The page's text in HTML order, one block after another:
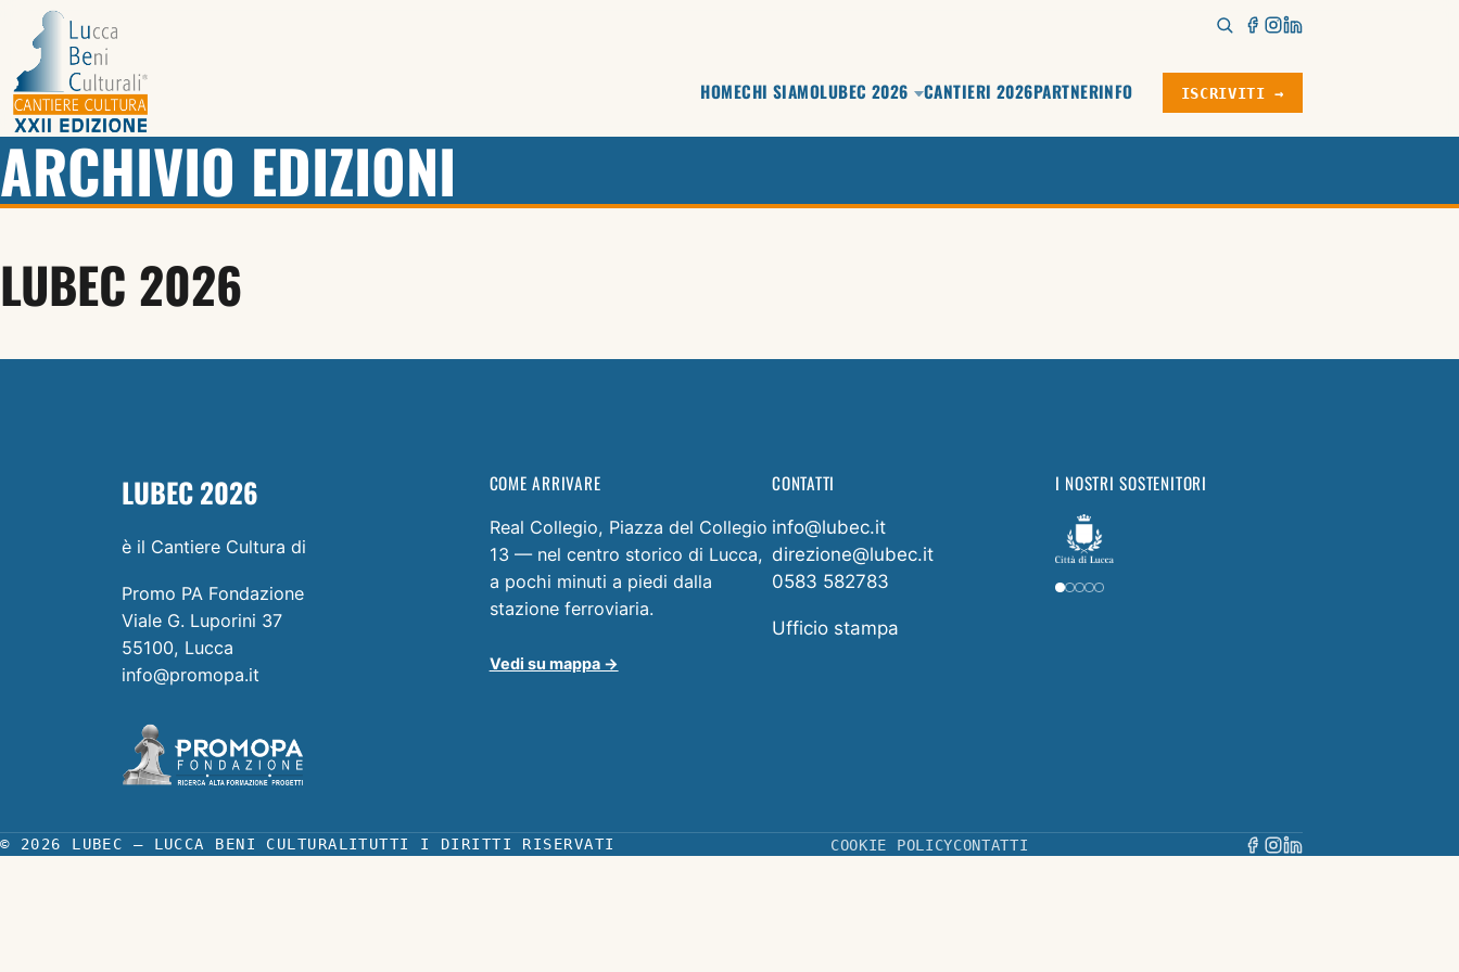
HOMECHI SIAMOLUBEC 2026 CANTIERI 2026PARTNERINFO ISCRIVITI →
ARCHIVIO EDIZIONI
LUBEC 2026
LUBEC 2026
è il Cantiere Cultura di
Promo PA Fondazione
Viale G. Luporini 37
55100, Lucca
info@promopa.it
COME ARRIVARE
Real Collegio, Piazza del Collegio
13 — nel centro storico di Lucca,
a pochi minuti a piedi dalla
stazione ferroviaria.
Vedi su mappa →
CONTATTI
info@lubec.it
direzione@lubec.it
0583 582783
Ufficio stampa
I NOSTRI SOSTENITORI
© 2026 LUBEC — LUCCA BENI CULTURALITUTTI I DIRITTI RISERVATI COOKIE POLICYCONTATTI